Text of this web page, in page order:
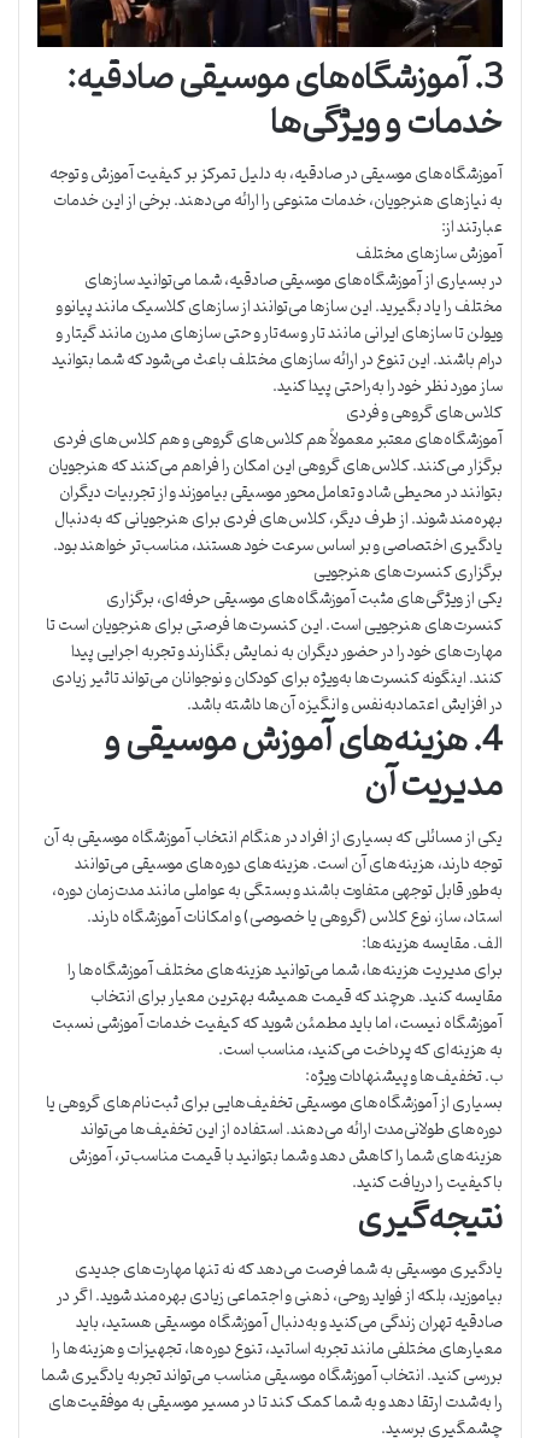
3. آموزشگاه‌های موسیقی صادقیه:
خدمات و ویژگی‌ها
آموزشگاه‌های موسیقی در صادقیه، به دلیل تمرکز بر کیفیت آموزش و توجه
به نیازهای هنرجویان، خدمات متنوعی را ارائه می‌دهند. برخی از این خدمات
عبارتند از:
آموزش سازهای مختلف
در بسیاری از آموزشگاه‌های موسیقی صادقیه، شما می‌توانید سازهای
مختلف را یاد بگیرید. این سازها می‌توانند از سازهای کلاسیک مانند پیانو و
ویولن تا سازهای ایرانی مانند تار و سه‌تار و حتی سازهای مدرن مانند گیتار و
درام باشند. این تنوع در ارائه سازهای مختلف باعث می‌شود که شما بتوانید
ساز مورد نظر خود را به‌راحتی پیدا کنید.
کلاس‌های گروهی و فردی
آموزشگاه‌های معتبر معمولاً هم کلاس‌های گروهی و هم کلاس‌های فردی
برگزار می‌کنند. کلاس‌های گروهی این امکان را فراهم می‌کنند که هنرجویان
بتوانند در محیطی شاد و تعامل‌محور موسیقی بیاموزند و از تجربیات دیگران
بهره‌مند شوند. از طرف دیگر، کلاس‌های فردی برای هنرجویانی که به‌دنبال
یادگیری اختصاصی و بر اساس سرعت خود هستند، مناسب‌تر خواهند بود.
برگزاری کنسرت‌های هنرجویی
یکی از ویژگی‌های مثبت آموزشگاه‌های موسیقی حرفه‌ای، برگزاری
کنسرت‌های هنرجویی است. این کنسرت‌ها فرصتی برای هنرجویان است تا
مهارت‌های خود را در حضور دیگران به نمایش بگذارند و تجربه اجرایی پیدا
کنند. اینگونه کنسرت‌ها به‌ویژه برای کودکان و نوجوانان می‌تواند تاثیر زیادی
در افزایش اعتمادبه‌نفس و انگیزه آن‌ها داشته باشد.
4. هزینه‌های آموزش موسیقی و
مدیریت آن
یکی از مسائلی که بسیاری از افراد در هنگام انتخاب آموزشگاه موسیقی به آن
توجه دارند، هزینه‌های آن است. هزینه‌های دوره‌های موسیقی می‌توانند
به‌طور قابل توجهی متفاوت باشند و بستگی به عواملی مانند مدت‌زمان دوره،
استاد، ساز، نوع کلاس (گروهی یا خصوصی) و امکانات آموزشگاه دارند.
الف. مقایسه هزینه‌ها:
برای مدیریت هزینه‌ها، شما می‌توانید هزینه‌های مختلف آموزشگاه‌ها را
مقایسه کنید. هرچند که قیمت همیشه بهترین معیار برای انتخاب
آموزشگاه نیست، اما باید مطمئن شوید که کیفیت خدمات آموزشی نسبت
به هزینه‌ای که پرداخت می‌کنید، مناسب است.
ب. تخفیف‌ها و پیشنهادات ویژه:
بسیاری از آموزشگاه‌های موسیقی تخفیف‌هایی برای ثبت‌نام‌های گروهی یا
دوره‌های طولانی‌مدت ارائه می‌دهند. استفاده از این تخفیف‌ها می‌تواند
هزینه‌های شما را کاهش دهد و شما بتوانید با قیمت مناسب‌تر، آموزش
باکیفیت را دریافت کنید.
نتیجه‌گیری
یادگیری موسیقی به شما فرصت می‌دهد که نه تنها مهارت‌های جدیدی
بیاموزید، بلکه از فواید روحی، ذهنی و اجتماعی زیادی بهره‌مند شوید. اگر در
صادقیه تهران زندگی می‌کنید و به‌دنبال آموزشگاه موسیقی هستید، باید
معیارهای مختلفی مانند تجربه اساتید، تنوع دوره‌ها، تجهیزات و هزینه‌ها را
بررسی کنید. انتخاب آموزشگاه موسیقی مناسب می‌تواند تجربه یادگیری شما
را به‌شدت ارتقا دهد و به شما کمک کند تا در مسیر موسیقی به موفقیت‌های
چشمگیری برسید.